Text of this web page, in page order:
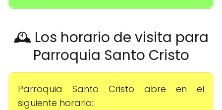
🕰️ Los horario de visita para
Parroquia Santo Cristo
Parroquia Santo Cristo abre en el
siguiente horario: